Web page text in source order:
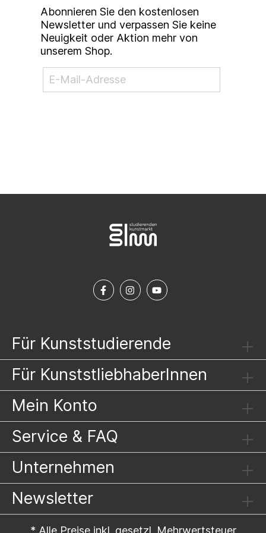
Abonnieren Sie den kostenlosen
Newsletter und verpassen Sie keine
Neuigkeit oder Aktion mehr von
unserem Shop.
Für Kunststudierende
Für KunststliebhaberInnen
Mein Konto
Service & FAQ
Unternehmen
Newsletter
* Alle Preise inkl. gesetzl. Mehrwertsteuer